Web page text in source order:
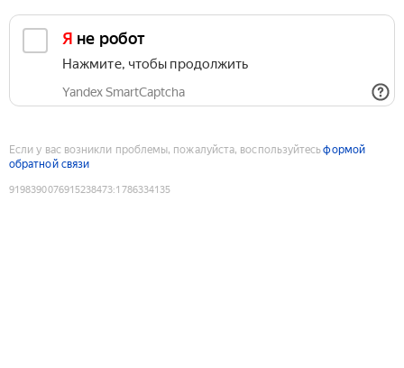
Я не робот
Нажмите, чтобы продолжить
Yandex SmartCaptcha
Если у вас возникли проблемы, пожалуйста, воспользуйтесьформой
обратной связи
9198390076915238473:1786334135